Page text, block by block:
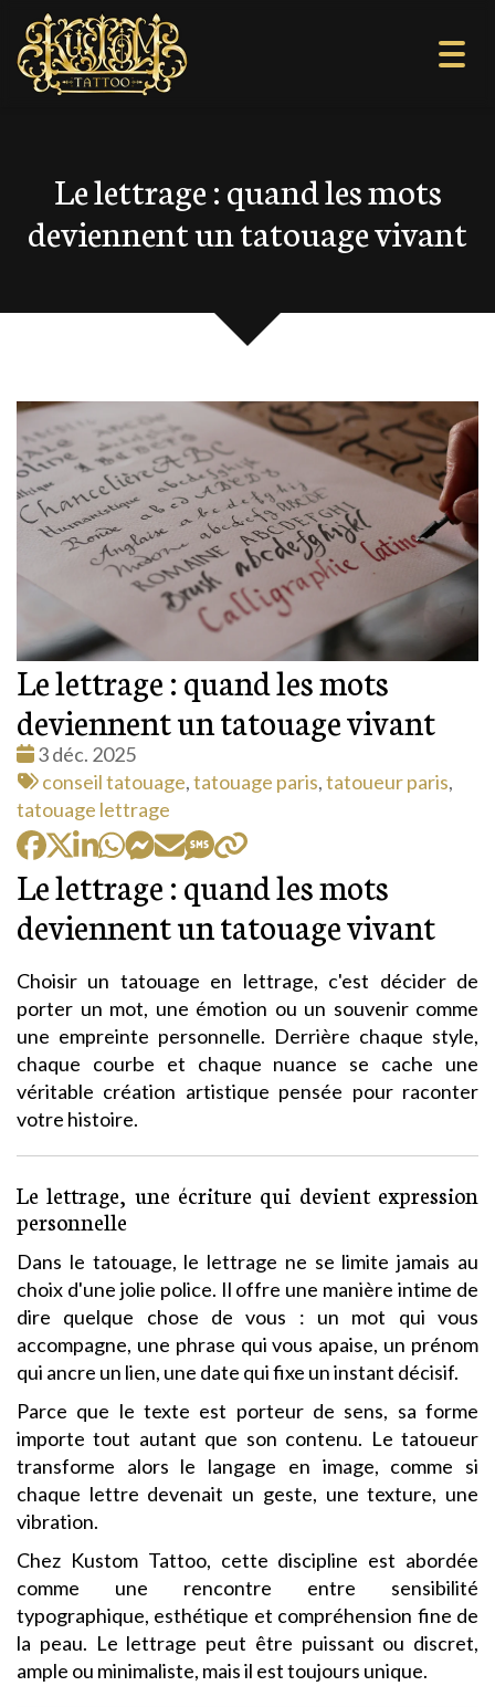
Le lettrage : quand les mots
deviennent un tatouage vivant
Le lettrage : quand les mots
deviennent un tatouage vivant
Date
:
3 déc. 2025
Tags
:
conseil tatouage,tatouage paris,tatoueur paris,
tatouage lettrage
Le lettrage : quand les mots
deviennent un tatouage vivant
Choisir un tatouage en lettrage, c'est décider de
porter un mot, une émotion ou un souvenir comme
une empreinte personnelle. Derrière chaque style,
chaque courbe et chaque nuance se cache une
véritable création artistique pensée pour raconter
votre histoire.
Le lettrage, une écriture qui devient expression
personnelle
Dans le tatouage, le lettrage ne se limite jamais au
choix d'une jolie police. Il offre une manière intime de
dire quelque chose de vous : un mot qui vous
accompagne, une phrase qui vous apaise, un prénom
qui ancre un lien, une date qui fixe un instant décisif.
Parce que le texte est porteur de sens, sa forme
importe tout autant que son contenu. Le tatoueur
transforme alors le langage en image, comme si
chaque lettre devenait un geste, une texture, une
vibration.
Chez Kustom Tattoo, cette discipline est abordée
comme une rencontre entre sensibilité
typographique, esthétique et compréhension fine de
la peau. Le lettrage peut être puissant ou discret,
ample ou minimaliste, mais il est toujours unique.